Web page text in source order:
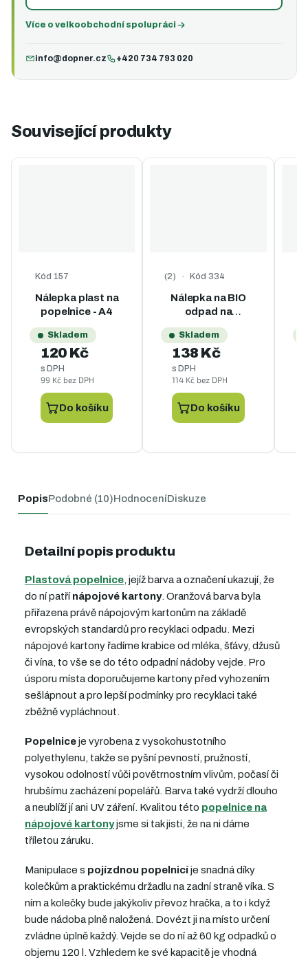
Více o velkoobchodní spolupráci
info@dopner.cz +420 734 793 020
Související produkty
Nálepka plast na
popelnice - A4
Skladem
Kód 157
99 Kč bez DPH
120 Kč
s DPH
Do košíku
Nálepka na BIO
odpad na
popelnice - A4
Skladem
Průměrné hodnocení produktu
Kód334
114 Kč bez DPH
138 Kč
s DPH
Do košíku
PopisPodobné (10)HodnoceníDiskuze
Detailní popis produktu
Plastová popelnice, jejíž barva a označení ukazují, že
do ní patřínápojové kartony. Oranžová barva byla
přiřazena právě nápojovým kartonům na základě
evropských standardů pro recyklaci odpadu. Mezi
nápojové kartony řadíme krabice od mléka, šťávy, džusů
či vína, to vše se do této odpadní nádoby vejde. Pro
úsporu místa doporučujeme kartony před vyhozením
sešlápnout a pro lepší podmínky pro recyklaci také
zběžně vypláchnout.
Popelniceje vyrobena z vysokohustotního
polyethylenu, takže se pyšní pevností, pružností,
vysokou odolností vůči povětrnostním vlivům, počasí či
hrubšímu zacházení popelářů. Barva také vydrží dlouho
a neublíží jí ani UV záření. Kvalitou této popelnice na
nápojové kartonyjsme si tak jisti, že na ni dáme
tříletou záruku.
Manipulace s pojízdnou popelnicíje snadná díky
kolečkům a praktickému držadlu na zadní straně víka. S
ním a kolečky bude jakýkoliv převoz hračka, a to i když
bude nádoba plně naložená. Dovézt ji na místo určení
zvládne úplně každý. Vejde se do ní až 60 kg odpadků o
objemu 120 l. Vzhledem ke své kapacitě je vhodná